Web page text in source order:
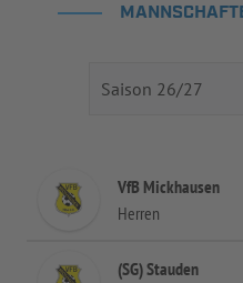
VfB Mickhausen
Herren
(SG) Stauden